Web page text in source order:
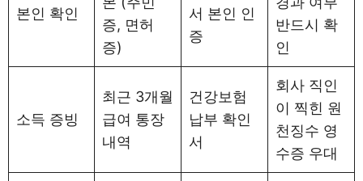
본인 확인
증, 면허
증)
서 본인 인
증
반드시 확
인
소득 증빙
최근 3개월
급여 통장
내역
건강보험
납부 확인
서
회사 직인
이 찍힌 원
천징수 영
수증 우대